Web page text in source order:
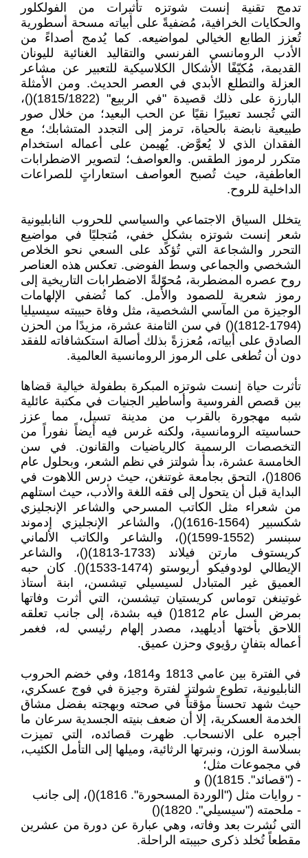
تدمج تقنية إنست شوتزه تأثيرات من الفولكلور
والحكايات الخرافية، مُضفيةً على أبياته مسحة أسطورية
تُعزز الطابع الخيالي لمواضيعه. كما يُدمج أصداءً من
الأدب الرومانسي الفرنسي والتقاليد الغنائية لليونان
القديمة، مُكيّفًا الأشكال الكلاسيكية للتعبير عن مشاعر
العزلة والتطلع الأبدي في العصر الحديث. ومن الأمثلة
البارزة على ذلك قصيدة "في الربيع" (1815/1822)()،
التي تُجسد تعبيرًا نقيًا عن الحب البعيد؛ من خلال صور
طبيعية نابضة بالحياة، ترمز إلى التجدد المتشابك؛ مع
الفقدان الذي لا يُعوَّض. يُهيمن على أعماله استخدام
متكرر لرموز الطقس. والعواصف؛ لتصوير الاضطرابات
العاطفية، حيث تُصبح العواصف استعاراتٍ للصراعات
الداخلية للروح.
يتخلل السياق الاجتماعي والسياسي للحروب النابليونية
شعر إنست شوتزه بشكلٍ خفي، مُتجليًا في مواضيع
التحرر والشجاعة التي تُؤكد على السعي نحو الخلاص
الشخصي والجماعي وسط الفوضى. تعكس هذه العناصر
روح عصره المضطربة، مُحوّلةً الاضطرابات التاريخية إلى
رموز شعرية للصمود والأمل. كما تُضفي الإلهامات
الوجيزة من المآسي الشخصية، مثل وفاة حبيبته سيسيليا
(1794-1812)() في سن الثامنة عشرة، مزيدًا من الحزن
الصادق على أبياته، مُعززةً بذلك أصالة استكشافاته للفقد
دون أن تُطغى على الرموز الرومانسية العالمية.
تأثرت حياة إنست شوتزه المبكرة بطفولة خيالية قضاها
بين قصص الفروسية وأساطير الجنيات في مكتبة عائلية
شبه مهجورة بالقرب من مدينة تسيل، مما عزز
حساسيته الرومانسية، ولكنه غرس فيه أيضاً نفوراً من
التخصصات الرسمية كالرياضيات والقانون. في سن
الخامسة عشرة، بدأ شولتز في نظم الشعر، وبحلول عام
1806()، التحق بجامعة غوتنغن، حيث درس اللاهوت في
البداية قبل أن يتحول إلى فقه اللغة والأدب، حيث استلهم
من شعراء مثل الكاتب المسرحي والشاعر الإنجليزي
شكسبير (1564-1616)()، والشاعر الإنجليزي إدموند
سبنسر (1552-1599)()، والشاعر والكاتب الألماني
كريستوف مارتن فيلاند (1733-1813)()، والشاعر
الإيطالي لودوفيكو أريوستو (1474-1533)(). كان حبه
العميق غير المتبادل لسيسيلي تيشسن، ابنة أستاذ
غوتينغن توماس كريستيان تيشسن، التي أثرت وفاتها
بمرض السل عام 1812() فيه بشدة، إلى جانب تعلقه
اللاحق بأختها أديلهيد، مصدر إلهام رئيسي له، فغمر
أعماله بتفانٍ رؤيوي وحزن عميق.
في الفترة بين عامي 1813 و1814، وفي خضم الحروب
النابليونية، تطوع شولتز لفترة وجيزة في فوج عسكري،
حيث شهد تحسناً مؤقتاً في صحته وبهجته بفضل مشاق
الخدمة العسكرية، إلا أن ضعف بنيته الجسدية سرعان ما
أجبره على الانسحاب. ظهرت قصائده، التي تميزت
بسلاسة الوزن، ونبرتها الرثائية، وميلها إلى التأمل الكئيب،
في مجموعات مثل؛
- ("قصائد". 1815)() و
- روايات مثل ("الوردة المسحورة". 1816)()، إلى جانب
- ملحمته ("سيسيلي". 1820)()
التي نُشرت بعد وفاته، وهي عبارة عن دورة من عشرين
مقطعاً تُخلد ذكرى حبيبته الراحلة.